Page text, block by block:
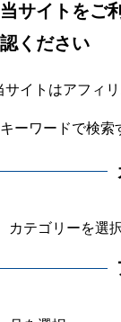
当サイトをご
認ください
サイトはアフィ